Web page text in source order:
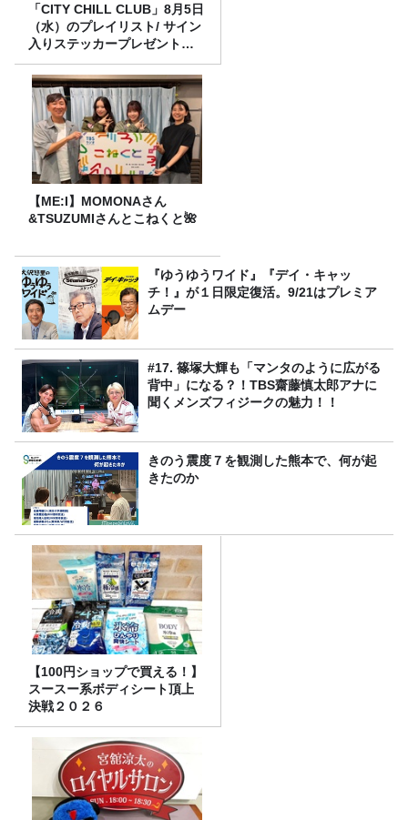
「CITY CHILL CLUB」8月5日
（水）のプレイリスト/ サイン
入りステッカープレゼント有
り
【ME:I】MOMONAさん
&TSUZUMIさんとこねくと🌺
『ゆうゆうワイド』『デイ・キャッ
チ！』が１日限定復活。9/21はプレミア
ムデー
#17. 篠塚大輝も「マンタのように広がる
背中」になる？！TBS齋藤慎太郎アナに
聞くメンズフィジークの魅力！！
きのう震度７を観測した熊本で、何が起
きたのか
【100円ショップで買える！】
スースー系ボディシート頂上
決戦２０２６